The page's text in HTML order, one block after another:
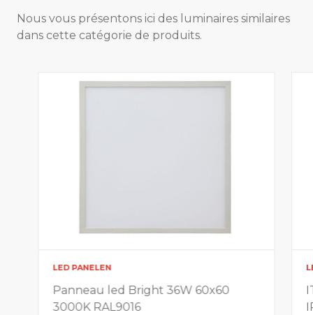
Nous vous présentons ici des luminaires similaires
dans cette catégorie de produits.
LED PANELEN
Panneau led Bright 36W 60x60
3000K RAL9016